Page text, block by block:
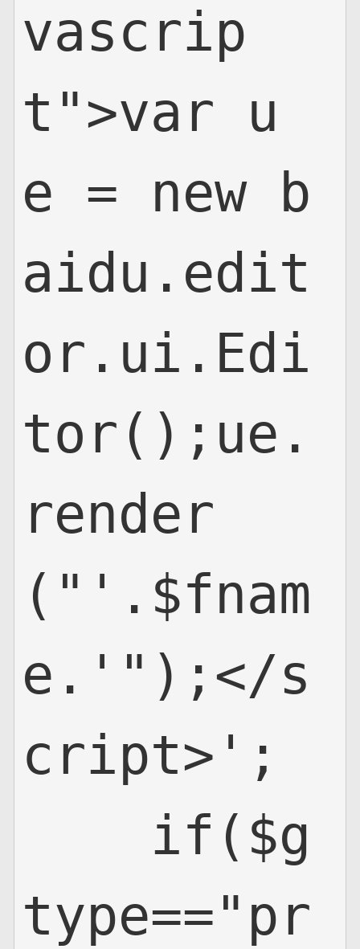
vascrip
t">var u
e = new b
aidu.edit
or.ui.Edi
tor();ue.
render
("'.$fnam
e.'");</s
cript>';
if($g
type=="pr